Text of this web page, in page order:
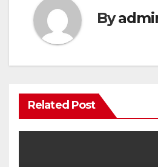
By
Related Post